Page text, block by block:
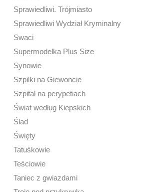
Sprawiedliwi. Trójmiasto
Sprawiedliwi Wydział Kryminalny
Swaci
Supermodelka Plus Size
Synowie
Szpilki na Giewoncie
Szpital na perypetiach
Świat według Kiepskich
Ślad
Święty
Tatuśkowie
Teściowie
Taniec z gwiazdami